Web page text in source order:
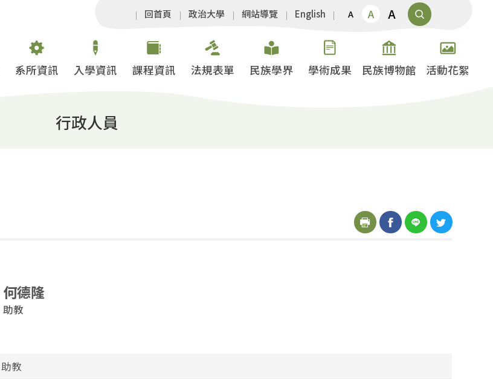
回首頁 政治大學 網站導覽 English A A A
系所資訊 入學資訊 課程資訊 法規表單 民族學界 學術成果 民族博物館 活動花絮
行政人員
何德隆
助教
助教